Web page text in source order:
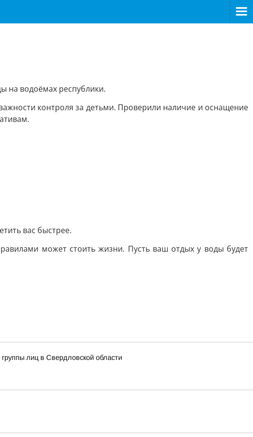
на водоёмах республики.
контроля за детьми. Проверили наличие и оснащение
вас быстрее.
может стоить жизни. Пусть ваш отдых у воды будет
лиц в Свердловской области